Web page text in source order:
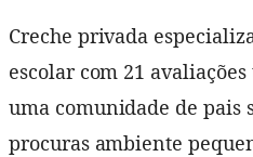
Creche privada
escolar com 21
uma comunidade de pais
procuras ambiente